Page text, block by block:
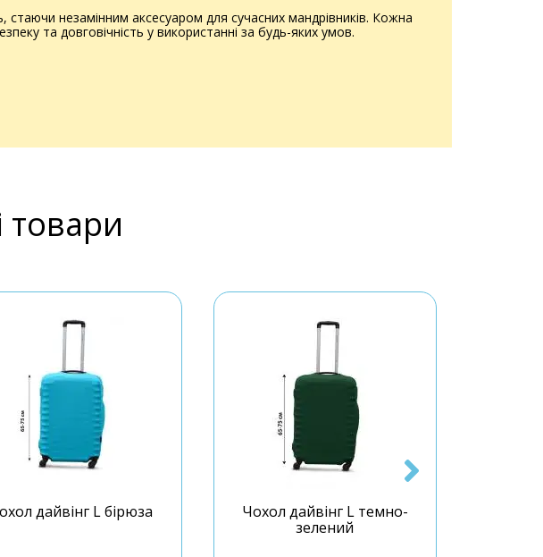
стаючи незамінним аксесуаром для сучасних мандрівників. Кожна
та довговічність у використанні за будь-яких умов.
товари
дайвінг L бірюза
Чохол дайвінг L темно-
зелений